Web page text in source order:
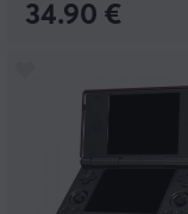
34.90 €